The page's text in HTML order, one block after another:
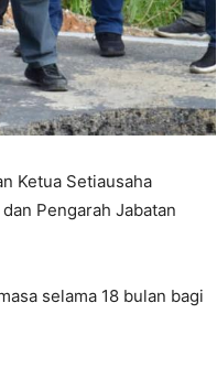
Ketua Setiausaha
Pengarah Jabatan
selama 18 bulan bagi